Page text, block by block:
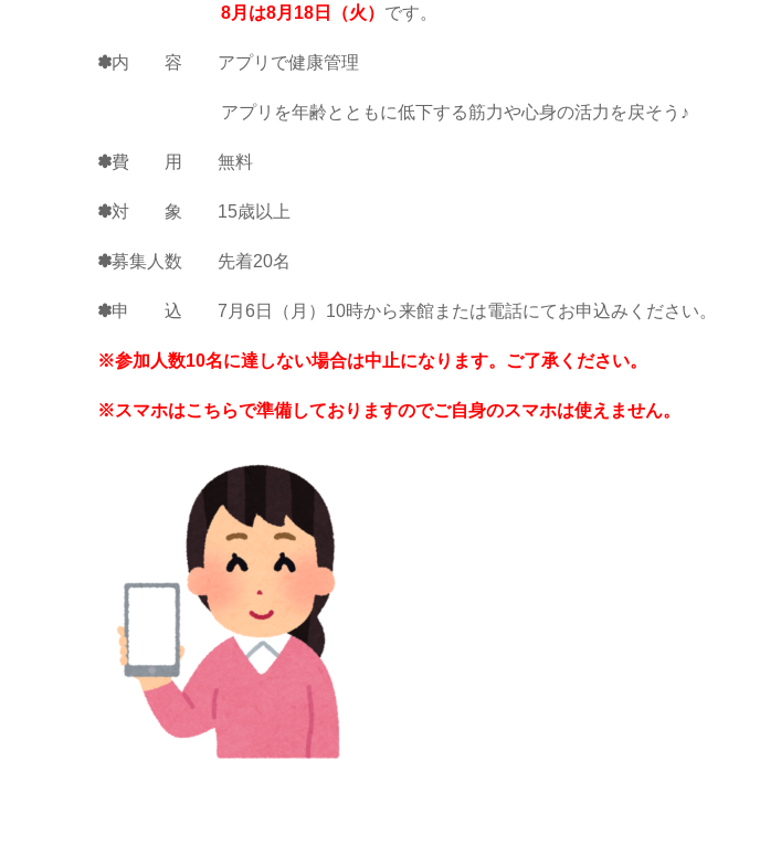
8月は8月18 日（火） です。
✽内 容 アプリで健康管理
アプリを年齢とともに低下する筋力や心身の活力を戻そう♪
✽費 用 無料
✽対 象 15歳以上
✽募集人数 先着20名
✽申 込 7月6日（月）10時から来館または電話にてお申込みください。
※参加人数10名に達しない場合は中止になります。ご了承ください。
※スマホはこちらで準備しておりますのでご自身のスマホは使えません。